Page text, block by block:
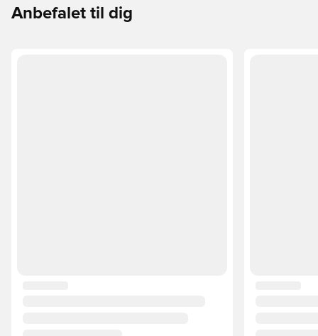
Anbefalet til dig